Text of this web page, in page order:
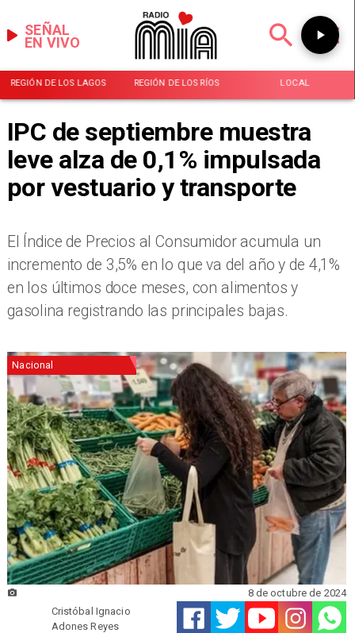
EN VIVO
SEÑAL
REGIÓN DE LOS LAGOS REGIÓN DE LOS RÍOS LOCAL
IPC de septiembre muestra
leve alza de 0,1% impulsada
por vestuario y transporte
​El Índice de Precios al Consumidor acumula un
incremento de 3,5% en lo que va del año y de 4,1%
en los últimos doce meses, con alimentos y
gasolina registrando las principales bajas.
Nacional
Cristóbal Ignacio
Adones Reyes
8 de octubre de 2024